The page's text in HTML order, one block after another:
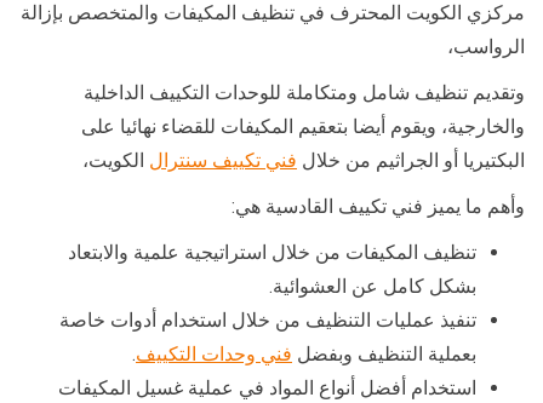
مركزي الكويت المحترف في تنظيف المكيفات والمتخصص بإزالة
الرواسب،
وتقديم تنظيف شامل ومتكاملة للوحدات التكييف الداخلية
والخارجية، ويقوم أيضا بتعقيم المكيفات للقضاء نهائيا على
البكتيريا أو الجراثيم من خلال فني تكييف سنترال الكويت،
وأهم ما يميز فني تكييف القادسية هي:
تنظيف المكيفات من خلال استراتيجية علمية والابتعاد
بشكل كامل عن العشوائية.
تنفيذ عمليات التنظيف من خلال استخدام أدوات خاصة
بعملية التنظيف وبفضل فني وحدات التكييف.
استخدام أفضل أنواع المواد في عملية غسيل المكيفات